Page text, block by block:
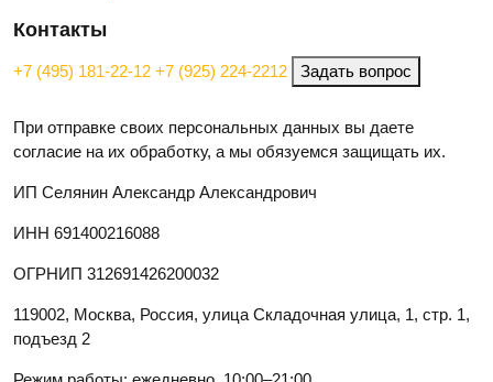
Контакты
+7 (495) 181-22-12 +7 (925) 224-2212 Задать вопрос
При отправке своих персональных данных вы даете
согласие на их обработку, а мы обязуемся защищать их.
ИП Селянин Александр Александрович
ИНН 691400216088
ОГРНИП 312691426200032
119002, Москва, Россия, улица Складочная улица, 1, стр. 1,
подъезд 2